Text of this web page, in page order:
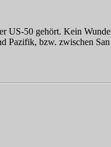
US-50 gehört. Kein
Pazifik, bzw. zwischen